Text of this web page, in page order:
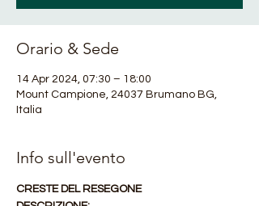
Orario & Sede
14 Apr 2024, 07:30 – 18:00
Mount Campione, 24037 Brumano BG,
Italia
Info sull'evento
CRESTE DEL RESEGONE